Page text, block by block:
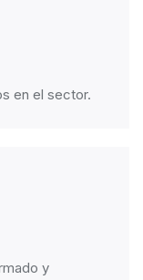
en el sector.
y